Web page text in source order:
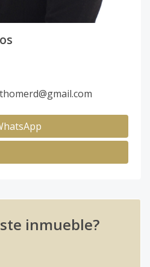
inmueble?